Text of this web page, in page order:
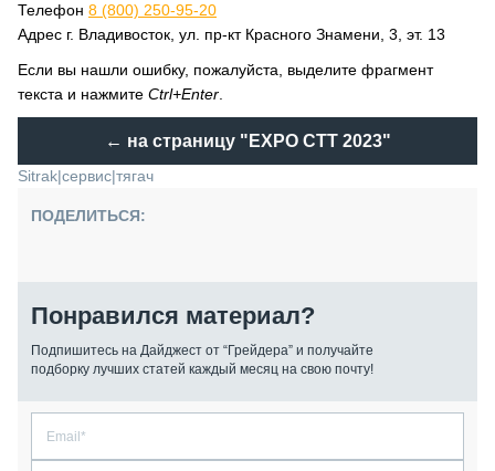
Телефон 8 (800) 250-95-20
Адрес г. Владивосток, ул. пр-кт Красного Знамени, 3, эт. 13
Если вы нашли ошибку, пожалуйста, выделите фрагмент
текста и нажмите Ctrl+Enter
← на страницу "EXPO CTT 2023"
Sitrak|сервис|тягач
ПОДЕЛИТЬСЯ:
Понравился материал?
Подпишитесь на Дайджест от “Грейдера” и получайте
подборку лучших статей каждый месяц на свою почту!